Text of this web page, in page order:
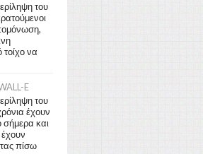
του
τοίχο να
E
του
έχουν
και
πίσω